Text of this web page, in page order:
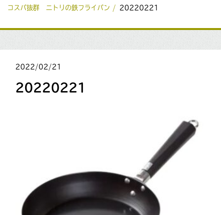
コスパ抜群 ニトリの鉄フライパン 20220221
2022/02/21
20220221